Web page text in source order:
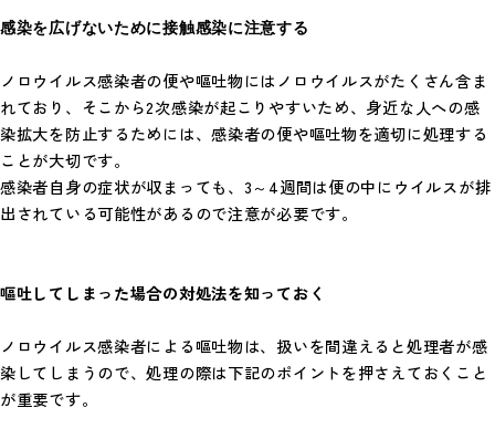
感染を広げないために接触感染に注意する
ノロウイルス感染者の便や嘔吐物にはノロウイルスがたくさん含ま
れており、そこから2次感染が起こりやすいため、身近な人への感
染拡大を防止するためには、感染者の便や嘔吐物を適切に処理する
ことが大切です。
感染者自身の症状が収まっても、3～4週間は便の中にウイルスが排
出されている可能性があるので注意が必要です。
嘔吐してしまった場合の対処法を知っておく
ノロウイルス感染者による嘔吐物は、扱いを間違えると処理者が感
染してしまうので、処理の際は下記のポイントを押さえておくこと
が重要です。